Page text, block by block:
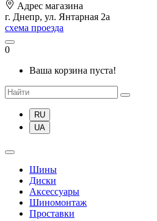
Адрес магазина
г. Днепр, ул. Янтарная 2а
схема проезда
0
Ваша корзина пуста!
RU
UA
Шины
Диски
Аксессуары
Шиномонтаж
Проставки